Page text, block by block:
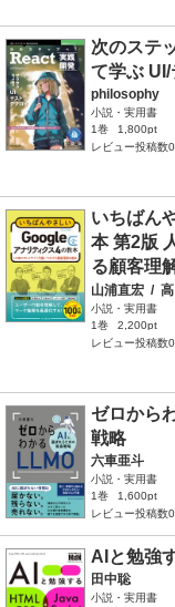
次のステ
て学ぶ UI/
philosophy
小説・実用書
1巻
1,800pt
レビュー投稿数
いちばん
本 第2版
る顧客理
山浦直宏 /
小説・実用書
1巻
2,200pt
レビュー投稿数
ゼロから
戦略
六車亜斗
小説・実用書
1巻
1,600pt
レビュー投稿数
AIと勉強
田中聡
小説・実用書